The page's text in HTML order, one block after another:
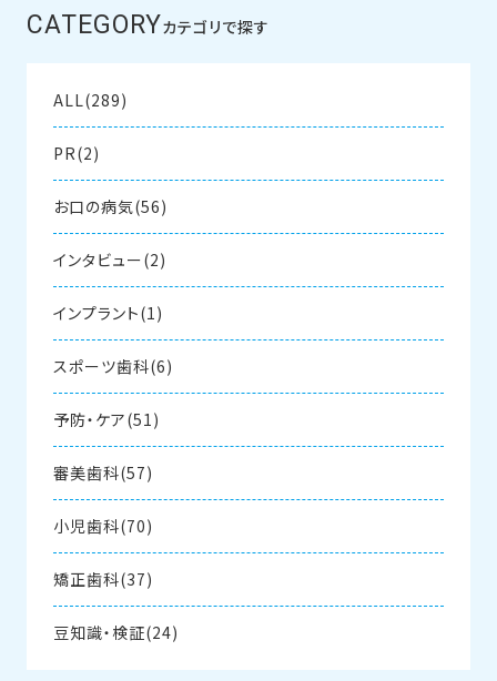
CATEGORYカテゴリで探す
ALL(289)
PR(2)
お口の病気(56)
インタビュー(2)
インプラント(1)
スポーツ歯科(6)
予防・ケア(51)
審美歯科(57)
小児歯科(70)
矯正歯科(37)
豆知識・検証(24)